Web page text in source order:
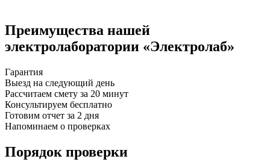
Преимущества нашей
электролаборатории «Электролаб»
Гарантия
Выезд на следующий день
Рассчитаем смету за 20 минут
Консультируем бесплатно
Готовим отчет за 2 дня
Напоминаем о проверках
Порядок проверки